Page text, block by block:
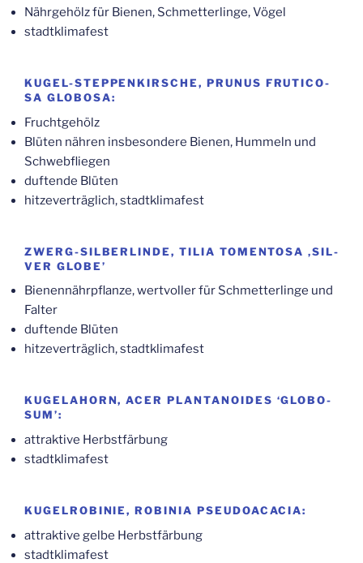
Nähr­ge­hölz für Bie­nen, Schmet­ter­lin­ge, Vögel
stadt­kli­ma­fest
KUGEL-STEP­PEN­KIR­SCHE, PRU­NUS FRU­TI­CO­
SA GLOBOSA:
Frucht­ge­hölz
Blü­ten näh­ren ins­be­son­de­re Bie­nen, Hum­meln und
Schwebfliegen
duf­ten­de Blüten
hit­ze­ver­träg­lich, stadtklimafest
ZWERG-SILBERLINDE, TILIA TOMENT­O­SA ‚SIL­
VER GLOBE’
Bie­nen­nähr­pflan­ze, wert­vol­ler für Schmet­ter­lin­ge und
Falter
duf­ten­de Blüten
hit­ze­ver­träg­lich, stadtklimafest
KUGEL­AHORN, ACER PLANTA­NOIDES ‘GLO­BO­
SUM’:
attrak­ti­ve Herbstfärbung
stadt­kli­ma­fest
KUGEL­RO­BI­NIE, ROBI­NIA PSEUDOACACIA:
attrak­ti­ve gel­be Herbstfärbung
stadt­kli­ma­fest